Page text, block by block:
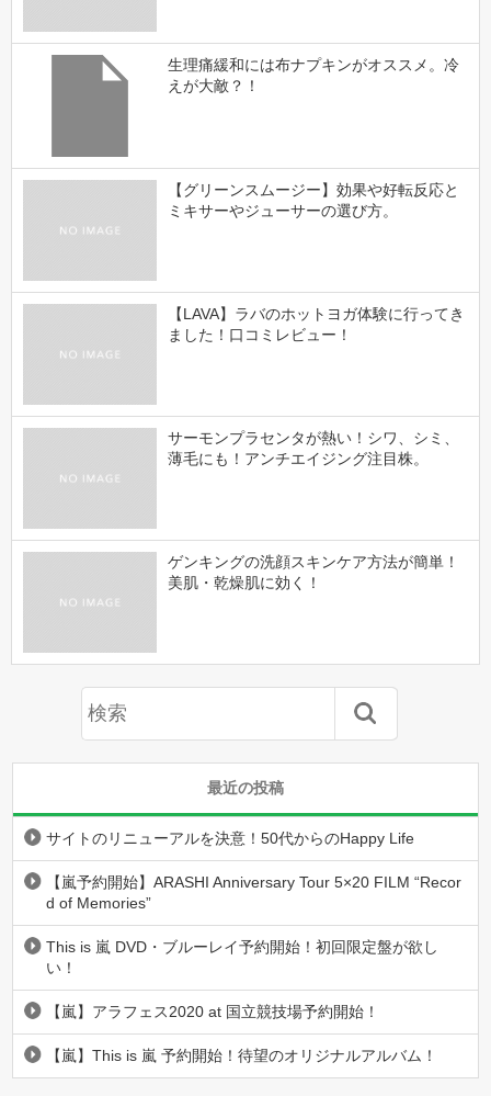
生理痛緩和には布ナプキンがオススメ。冷
えが大敵？！
【グリーンスムージー】効果や好転反応と
ミキサーやジューサーの選び方。
【LAVA】ラバのホットヨガ体験に行ってき
ました！口コミレビュー！
サーモンプラセンタが熱い！シワ、シミ、
薄毛にも！アンチエイジング注目株。
ゲンキングの洗顔スキンケア方法が簡単！
美肌・乾燥肌に効く！
最近の投稿
サイトのリニューアルを決意！50代からのHappy Life
【嵐予約開始】ARASHI Anniversary Tour 5×20 FILM “Recor
d of Memories”
This is 嵐 DVD・ブルーレイ予約開始！初回限定盤が欲し
い！
【嵐】アラフェス2020 at 国立競技場予約開始！
【嵐】This is 嵐 予約開始！待望のオリジナルアルバム！